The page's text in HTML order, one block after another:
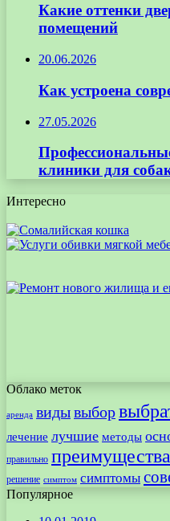
Какие оттенки
помещений
20.06.2026
Как устроена
27.05.2026
клиники для
Интересно
Облако меток
аренда видывыбор
лечение лучшие методы
правильно преимущества
решение симптом симптомы
Популярное